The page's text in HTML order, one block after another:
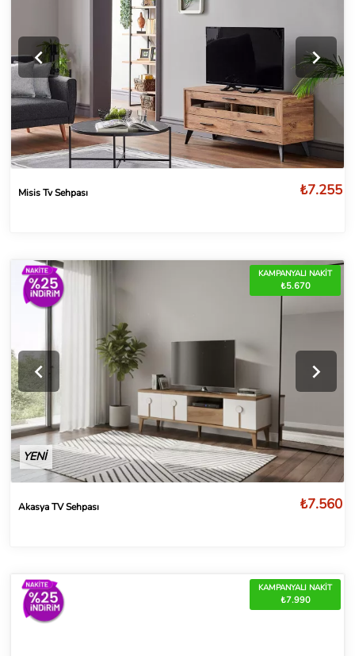
Misis Tv Sehpası ₺7.255
KAMPANYALI NAKİT
₺5.670
YENİ
Akasya TV Sehpası ₺7.560
KAMPANYALI NAKİT
₺7.990